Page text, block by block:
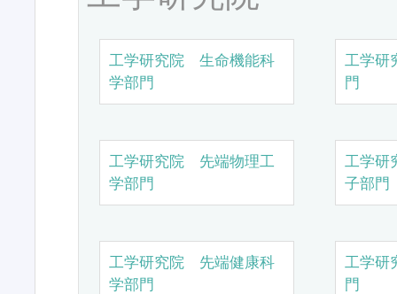
工学研究院 生命機能科
学部門
工学研
門
工学研究院 先端物理工
学部門
工学研
子部門
工学研究院 先端健康科
学部門
工学研
門